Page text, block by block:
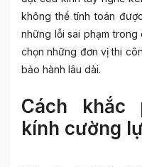
không thể tính toán
những lỗi sai phạm
chọn những đơn vị thi
bảo hành lâu dài.
Cách khắc
kính cường